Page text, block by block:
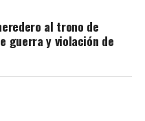
al trono de
guerra y violación de